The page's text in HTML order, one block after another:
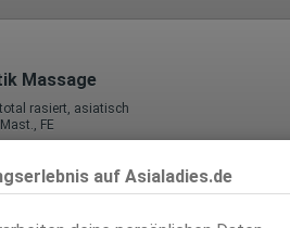
auf Asialadies.de
Massage
rasiert, asiatisch
FE